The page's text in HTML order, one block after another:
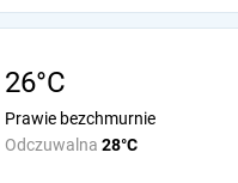
26°C
Odczuwalna 28°C
Prawie bezchmurnie